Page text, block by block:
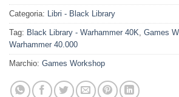
Categoria: Libri - Black Library
Tag: Black Library - Warhammer 40K Games
Warhammer 40.000
Marchio: Games Workshop